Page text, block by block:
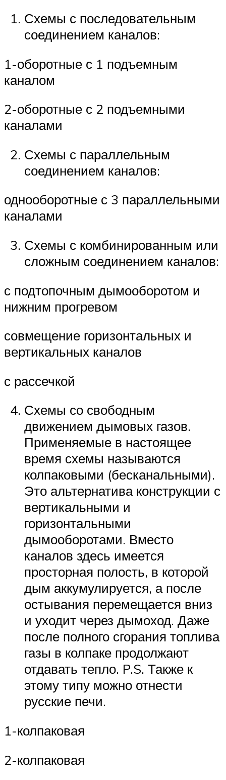
Схемы с последовательным
соединением каналов:
1-оборотные с 1 подъемным
каналом
2-оборотные с 2 подъемными
каналами
Схемы с параллельным
соединением каналов:
однооборотные с 3 параллельными
каналами
Схемы с комбинированным или
сложным соединением каналов:
с подтопочным дымооборотом и
нижним прогревом
совмещение горизонтальных и
вертикальных каналов
с рассечкой
Схемы со свободным
движением дымовых газов.
Применяемые в настоящее
время схемы называются
колпаковыми (бесканальными).
Это альтернатива конструкции с
вертикальными и
горизонтальными
дымооборотами. Вместо
каналов здесь имеется
просторная полость, в которой
дым аккумулируется, а после
остывания перемещается вниз
и уходит через дымоход. Даже
после полного сгорания топлива
газы в колпаке продолжают
отдавать тепло. P.S. Также к
этому типу можно отнести
русские печи.
1-колпаковая
2-колпаковая